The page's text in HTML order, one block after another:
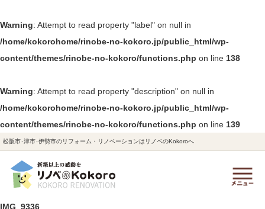
Warning: Attempt to read property "label" on null in
/home/kokorohome/rinobe-no-kokoro.jp/public_html/wp-
content/themes/rinobe-no-kokoro/functions.php on line 138
Warning: Attempt to read property "description" on null in
/home/kokorohome/rinobe-no-kokoro.jp/public_html/wp-
content/themes/rinobe-no-kokoro/functions.php on line 139
松阪市･津市･伊勢市のリフォーム・リノベーションはリノベのKokoroへ
IMG_9336